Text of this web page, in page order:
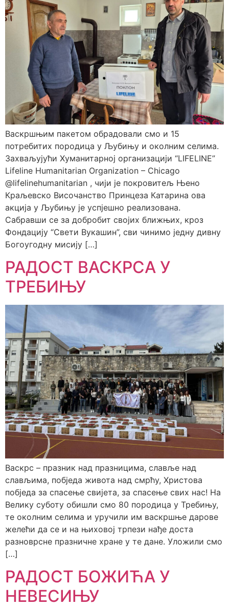
Васкршњим пакетом обрадовали смо и 15
потребитих породица у Љубињу и околним селима.
Захваљујући Хуманитарној организацији “LIFELINE”
Lifeline Humanitarian Organization – Chicago
@lifelinehumanitarian , чији је покровитељ Њено
Краљевско Височанство Принцеза Катарина ова
акција у Љубињу је успјешно реализована.
Сабравши се за добробит својих ближњих, кроз
Фондацију “Свети Вукашин”, сви чинимо једну дивну
Богоугодну мисију […]
РАДОСТ ВАСКРСА У
ТРЕБИЊУ
Васкрс – празник над празницима, славље над
слављима, побједа живота над смрћу, Христова
побједа за спасење свијета, за спасење свих нас! На
Велику суботу обишли смо 80 породица у Требињу,
те околним селима и уручили им васкршње дарове
желећи да се и на њиховој трпези нађе доста
разноврсне празничне хране у те дане. Уложили смо
[…]
РАДОСТ БОЖИЋА У
НЕВЕСИЊУ